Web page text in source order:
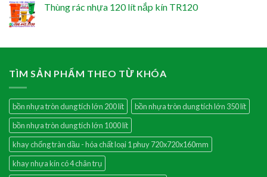
Thùng rác nhựa 120 lít nắp kín TR120
TÌM SẢN PHẨM THEO TỪ KHÓA
bồn nhựa tròn dung tích lớn 200 lít
bồn nhựa tròn dung tích lớn 350 lít
bồn nhựa tròn dung tích lớn 1000 lít
khay chống tràn dầu - hóa chất loại 1 phuy 720x720x160mm
khay nhựa kín có 4 chân trụ